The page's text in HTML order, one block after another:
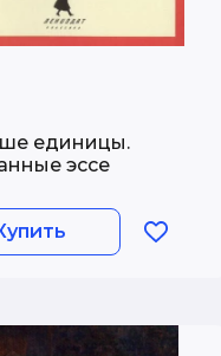
единицы.
эссе